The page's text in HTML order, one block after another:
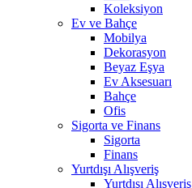
Koleksiyon
Ev ve Bahçe
Mobilya
Dekorasyon
Beyaz Eşya
Ev Aksesuarı
Bahçe
Ofis
Sigorta ve Finans
Sigorta
Finans
Yurtdışı Alışveriş
Yurtdışı Alışveriş